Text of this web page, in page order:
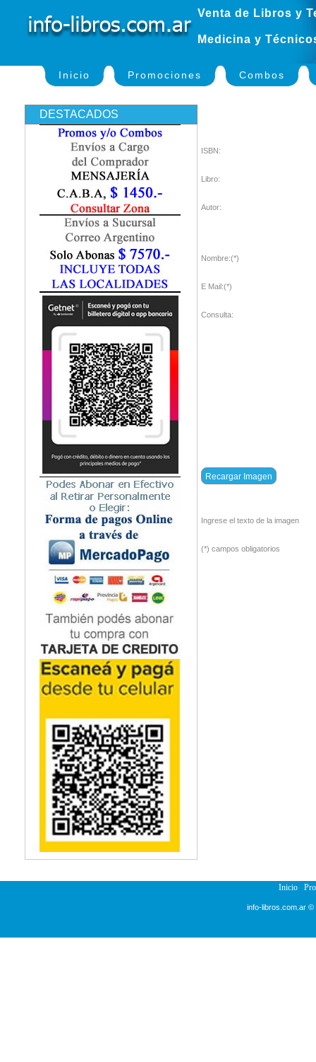
Venta de Libros y
Medicina y
Inicio Promociones Combos
DESTACADOS
ISBN:
Libro:
Autor:
Nombre:(*)
E Mail:(*)
Consulta:
Ingrese el texto de la imagen
(*) campos obligatorios
Inicio
info-libros.com.ar